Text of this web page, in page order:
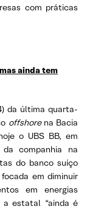
com práticas
ainda tem
da última quarta-
offshore na Bacia
o UBS BB, em
companhia na
do banco suíço
em diminuir
em energias
a estatal “ainda é